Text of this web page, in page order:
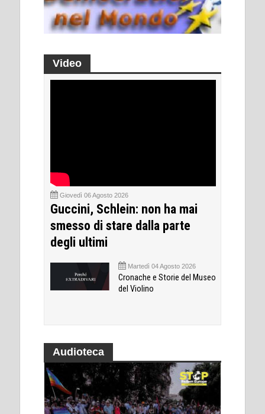
Video
Giovedì 06 Agosto 2026
Guccini, Schlein: non ha mai
smesso di stare dalla parte
degli ultimi
Martedì 04 Agosto 2026
Cronache e Storie del Museo
del Violino
Audioteca